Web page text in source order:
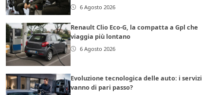
6 Agosto 2026
Renault Clio Eco-G, la compatta a Gpl che
viaggia più lontano
6 Agosto 2026
Evoluzione tecnologica delle auto: i servizi
vanno di pari passo?